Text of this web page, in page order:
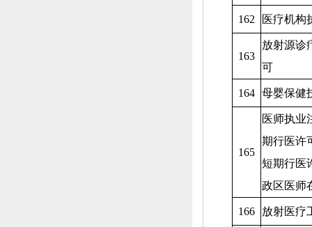
162 医疗机构
163
放射源诊
可
164 母婴保健
165
医师执业
期行医许
短期行医
政区医师
166 放射医疗